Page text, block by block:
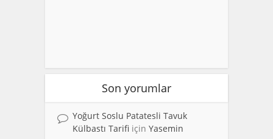
Son yorumlar
Yoğurt Soslu Patatesli Tavuk
Külbastı Tarifi için Yasemin